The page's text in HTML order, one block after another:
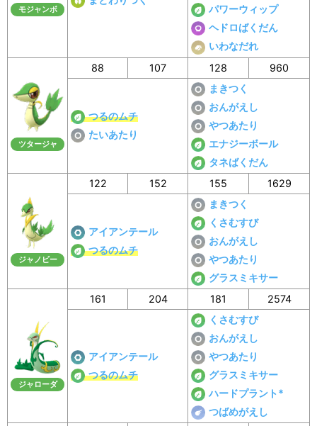
モジャンボ
パワーウィップ
ヘドロばくだん
いわなだれ
ツタージャ
88 107 128 960
つるのムチ
たいあたり
まきつく
おんがえし
やつあたり
エナジーボール
タネばくだん
ジャノビー
122 152 155 1629
アイアンテール
つるのムチ
まきつく
くさむすび
おんがえし
やつあたり
グラスミキサー
ジャローダ
161 204 181 2574
アイアンテール
つるのムチ
くさむすび
おんがえし
やつあたり
グラスミキサー
ハードプラント*
つばめがえし